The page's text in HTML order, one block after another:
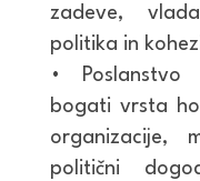
zadeve,
politika in
• Poslanstvo
bogati vrsta
organizacije,
politični